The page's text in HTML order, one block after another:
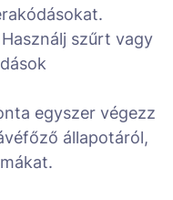
Használj szűrt vagy
egyszer végezz
állapotáról,